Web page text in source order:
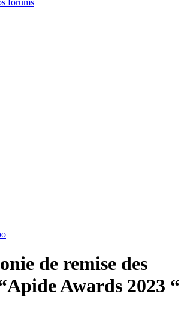
forums
de remise des
Awards 2023 “